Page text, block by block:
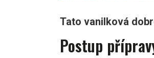
Tato vanilková
Postup